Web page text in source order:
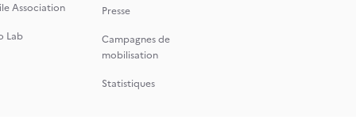
Association
Lab
Presse
Campagnes de
mobilisation
Statistiques